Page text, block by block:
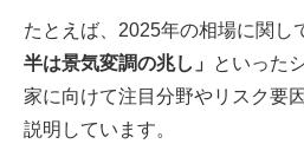
たとえば、2025年の相場に関し
半は景気変調の兆し」
といった
家に向けて注目分野やリスク要
説明しています。